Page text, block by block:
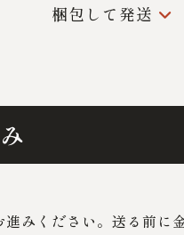
梱包して発送
みください。送る前に